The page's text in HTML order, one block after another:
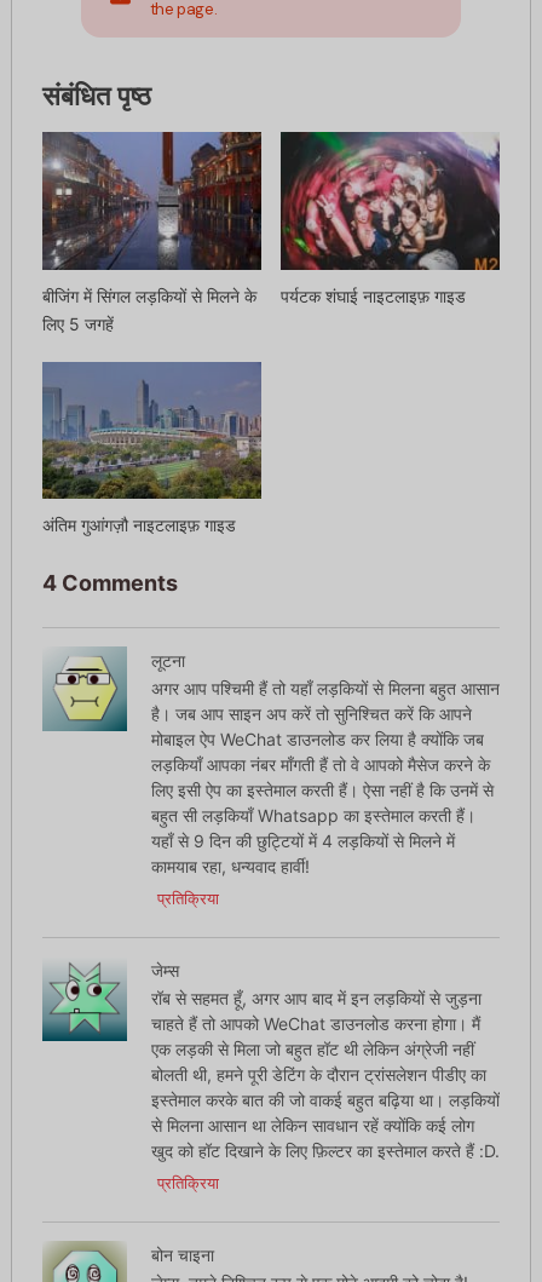
the page.
संबंधित पृष्ठ
बीजिंग में सिंगल लड़कियों से मिलने के
लिए 5 जगहें
पर्यटक शंघाई नाइटलाइफ़ गाइड
अंतिम गुआंगज़ौ नाइटलाइफ़ गाइड
4 Comments
लूटना
अगर आप पश्चिमी हैं तो यहाँ लड़कियों से मिलना बहुत आसान
है। जब आप साइन अप करें तो सुनिश्चित करें कि आपने
मोबाइल ऐप WeChat डाउनलोड कर लिया है क्योंकि जब
लड़कियाँ आपका नंबर माँगती हैं तो वे आपको मैसेज करने के
लिए इसी ऐप का इस्तेमाल करती हैं। ऐसा नहीं है कि उनमें से
बहुत सी लड़कियाँ Whatsapp का इस्तेमाल करती हैं।
यहाँ से 9 दिन की छुट्टियों में 4 लड़कियों से मिलने में
कामयाब रहा, धन्यवाद हार्वी!
प्रतिक्रिया
जेम्स
रॉब से सहमत हूँ, अगर आप बाद में इन लड़कियों से जुड़ना
चाहते हैं तो आपको WeChat डाउनलोड करना होगा। मैं
एक लड़की से मिला जो बहुत हॉट थी लेकिन अंग्रेजी नहीं
बोलती थी, हमने पूरी डेटिंग के दौरान ट्रांसलेशन पीडीए का
इस्तेमाल करके बात की जो वाकई बहुत बढ़िया था। लड़कियों
से मिलना आसान था लेकिन सावधान रहें क्योंकि कई लोग
खुद को हॉट दिखाने के लिए फ़िल्टर का इस्तेमाल करते हैं :D.
प्रतिक्रिया
बोन चाइना